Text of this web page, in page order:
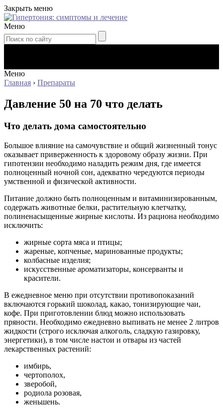
Закрыть меню
Меню
Меню
Главная › Препараты
Давление 50 на 70 что делать
Что делать дома самостоятельно
Большое влияние на самочувствие и общий жизненный тонус
оказывает приверженность к здоровому образу жизни. При
гипотензии необходимо наладить режим дня, где имеется
полноценный ночной сон, адекватно чередуются периоды
умственной и физической активности.
Питание должно быть полноценным и витаминизированным,
содержать животные белки, растительную клетчатку,
полиненасыщенные жирные кислоты. Из рациона необходимо
исключить:
жирные сорта мяса и птицы;
жареные, копченые, маринованные продукты;
колбасные изделия;
искусственные ароматизаторы, консерванты и
красители.
В ежедневное меню при отсутствии противопоказаний
включаются горький шоколад, какао, тонизирующие чаи,
кофе. При приготовлении блюд можно использовать
пряности. Необходимо ежедневно выпивать не менее 2 литров
жидкости (строго исключая алкоголь, сладкую газировку,
энергетики), в том числе настои и отвары из частей
лекарственных растений:
имбирь,
чертополох,
зверобой,
родиола розовая,
женьшень.